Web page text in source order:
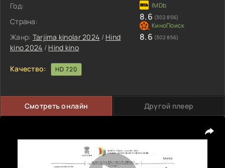
Год:
Страна:
Жанр: Tarjima kinolar 2024 / Hind
kino 2024 / Hind kino
8.6 (302 856)
8.6 (302 856)
Качество: HD 720
Смотреть онлайн Другой плеер